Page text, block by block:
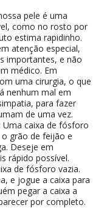
pele é uma
como no rosto por
estima rapidinho.
atenção especial,
importantes, e não
médico. Em
uma cirurgia, o que
nenhum mal em
para fazer
de uma vez.
Uma caixa de fósforo
o grão de feijão e
Deseje em
rápido possível.
de fósforo vazia.
e jogue a caixa para
pegar a caixa a
por completo.